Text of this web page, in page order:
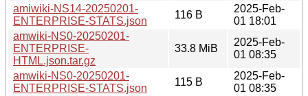
amiwiki-NS14-20250201-
ENTERPRISE-STATS.json
116 B
2025-Feb-
01 18:01
amwiki-NS0-20250201-
ENTERPRISE-
HTML.json.tar.gz
33.8 MiB
2025-Feb-
01 08:35
amwiki-NS0-20250201-
ENTERPRISE-STATS.json
115 B
2025-Feb-
01 08:35